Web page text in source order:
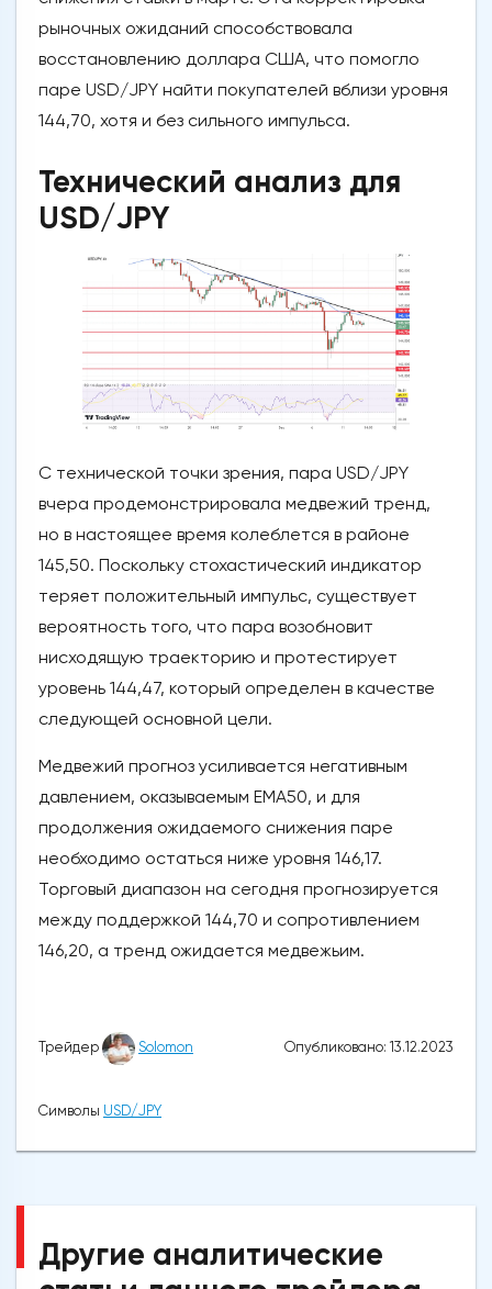
рыночных ожиданий способствовала
восстановлению доллара США, что помогло
паре USD/JPY найти покупателей вблизи уровня
144,70, хотя и без сильного импульса.
Технический анализ для
USD/JPY
С технической точки зрения, пара USD/JPY
вчера продемонстрировала медвежий тренд,
но в настоящее время колеблется в районе
145,50. Поскольку стохастический индикатор
теряет положительный импульс, существует
вероятность того, что пара возобновит
нисходящую траекторию и протестирует
уровень 144,47, который определен в качестве
следующей основной цели.
Медвежий прогноз усиливается негативным
давлением, оказываемым EMA50, и для
продолжения ожидаемого снижения паре
необходимо остаться ниже уровня 146,17.
Торговый диапазон на сегодня прогнозируется
между поддержкой 144,70 и сопротивлением
146,20, а тренд ожидается медвежьим.
Трейдер Solomon Опубликовано: 13.12.2023
Символы USD/JPY
Другие аналитические